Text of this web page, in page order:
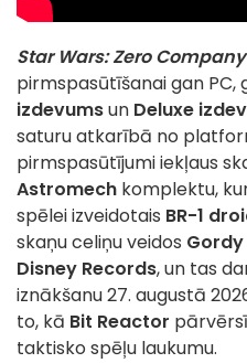
Star Wars: Zero Company
pirmspasūtīšanai gan
izdevumsun Deluxe
saturu atkarībā no
pirmspasūtījumi iekļaus
Astromech komplektu,
spēlei izveidotais BR-1
skaņu celiņu veidos
Disney Records, un tas
iznākšanu 27. augustā
to, kā Bit Reactor
taktisko spēļu laukumu.